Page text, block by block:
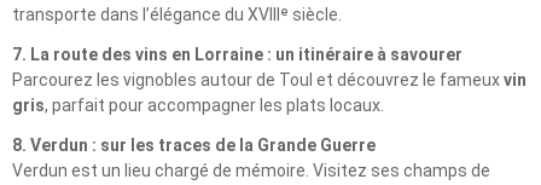
transporte dans l’élégance du XVIIIᵉ siècle.
7. La route des vins en Lorraine : un itinéraire à savourer
Parcourez les vignobles autour de Toul et découvrez le fameuxvin
gris, parfait pour accompagner les plats locaux.
8. Verdun : sur les traces de la Grande Guerre
Verdun est un lieu chargé de mémoire. Visitez ses champs de